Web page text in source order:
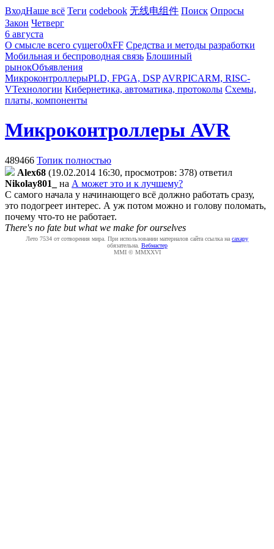
ВходНаше всё Теги codebook 无线电组件 Поиск Опросы
Закон Четверг
6 августа
О смысле всего сущего0xFF Средства и методы разработки
Мобильная и беспроводная связь Блошиный
рынокОбъявления
МикроконтроллерыPLD, FPGA, DSP AVRPICARM, RISC-
VТехнологии Кибернетика, автоматика, протоколы Схемы,
платы, компоненты
Микроконтроллеры AVR
489466 Топик полностью
Alex68 (19.02.2014 16:30, просмотров: 378) ответил
Nikolay801_
на А может это и к лучшему?
С самого начала у начинающего всё должно работать сразу,
это подогреет интерес. А уж потом можно и голову поломать,
почему что-то не работает.
There's no fate but what we make for ourselves
Лето 7534 от сотворения мира. При использовании материалов сайта ссылка на caxapу
обязательна. Вебмастер
MMI © MMXXVI